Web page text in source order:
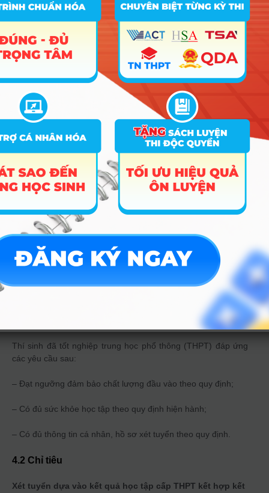
– Phương thức 6.3: Xét tuyển dựa vào kết quả học tập
cấp THPT kết hợp phỏng vấn (10% – 20% tổng chỉ tiêu)
+ Ngưỡng đầu vào: điểm TBHB 5 học kỳ 26,0. Lưu ý: điểm
TBHB 5 học kỳ bao gồm: học kỳ 1 và học kỳ 2 lớp 10, lớp 11,
+ ĐXT = 1 * Điểm TBHB 5 học kỳ + 2* Điểm phỏng vấn
+ Điều kiện đăng ký: thí sinh tốt nghiệp THPT từ năm 2022
đến năm 2024, có điểm TBHB 5 học kỳ đạt ngưỡng chất
lượng đầu vào.
+ Cách thức đăng ký: thí sinh đăng ký trực tuyến/trực tiếp tại
Phân hiệu ĐHQG-HCM.
+ Thời gian đăng ký: từ ngày 15/05/2024 đến hết ngày
15/06/2024.
+ Thời gian phỏng vấn dự kiến: từ ngày 19/06/2024 đến ngày
23/06/2024.
+ Thời gian công bố kết quả dự kiến (trừ điều kiện tốt nghiệp
Thí sinh đã tốt nghiệp trung học phổ thông (THPT) đáp ứng
các yêu cầu sau:
– Đạt ngưỡng đảm bảo chất lượng đầu vào theo quy định;
– Có đủ sức khỏe học tập theo quy định hiện hành;
– Có đủ thông tin cá nhân, hồ sơ xét tuyển theo quy định.
4.2 Chỉ tiêu
Xét tuyển dựa vào kết quả học tập cấp THPT kết hợp kết